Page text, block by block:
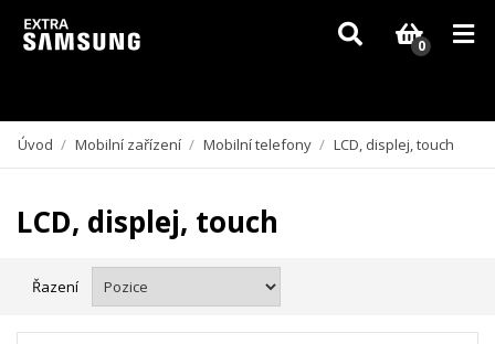
Vzhledem k aktuální situaci se může dodání dílů, které nejsou skladem,
zpozdit. Děkujeme za pochopení.
0
Úvod / Mobilní zařízení / Mobilní telefony / LCD, displej, touch
LCD, displej, touch
Řazení